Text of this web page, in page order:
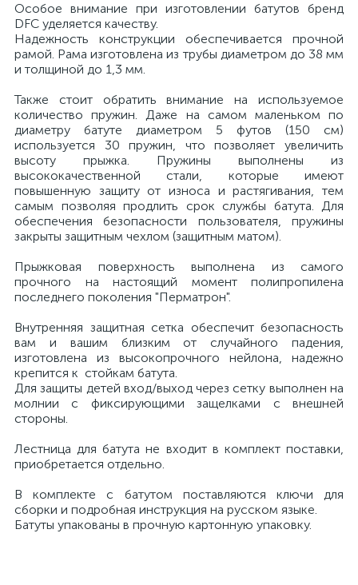
Особое внимание при изготовлении батутов бренд
DFC уделяется качеству.
Надежность конструкции обеспечивается прочной
рамой. Рама изготовлена из трубы диаметром до 38 мм
и толщиной до 1,3 мм.
Также стоит обратить внимание на используемое
количество пружин. Даже на самом маленьком по
диаметру батуте диаметром 5 футов (150 см)
используется 30 пружин, что позволяет увеличить
высоту прыжка. Пружины выполнены из
высококачественной стали, которые имеют
повышенную защиту от износа и растягивания, тем
самым позволяя продлить срок службы батута. Для
обеспечения безопасности пользователя, пружины
закрыты защитным чехлом (защитным матом).
Прыжковая поверхность выполнена из самого
прочного на настоящий момент полипропилена
последнего поколения "Перматрон".
Внутренняя защитная сетка обеспечит безопасность
вам и вашим близким от случайного падения,
изготовлена из высокопрочного нейлона, надежно
крепится к стойкам батута.
Для защиты детей вход/выход через сетку выполнен на
молнии с фиксирующими защелками с внешней
стороны.
Лестница для батута не входит в комплект поставки,
приобретается отдельно.
В комплекте с батутом поставляются ключи для
сборки и подробная инструкция на русском языке.
Батуты упакованы в прочную картонную упаковку.